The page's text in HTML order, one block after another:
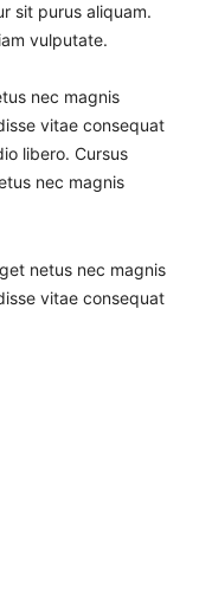
sit purus aliquam.
vulputate.
nec magnis
vitae consequat
libero. Cursus
nec magnis
netus nec magnis
vitae consequat